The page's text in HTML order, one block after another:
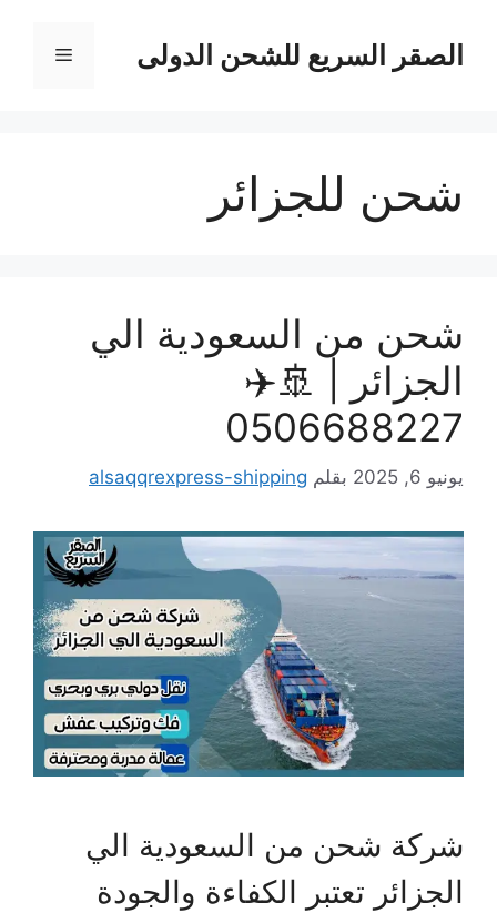
المحتوىالصقر السريع للشحن الدولى القائمة
شحن للجزائر
شحن من السعودية الي
الجزائر | 🚢✈️
0506688227
يونيو 6, 2025 بقلم alsaqqrexpress-shipping
شركة شحن من السعودية الي
الجزائر تعتبر الكفاءة والجودة